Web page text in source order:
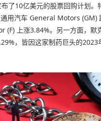
了10亿美元的股票回购计划。
通用汽车 General Motors (GM)
(F) 上涨3.84%。另一方面，默
，皆因这家制药巨头的2023